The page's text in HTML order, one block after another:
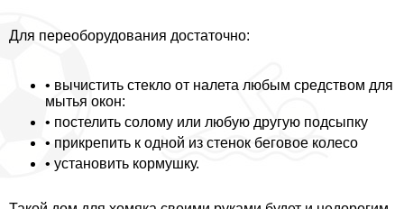
Для переоборудования достаточно:
• вычистить стекло от налета любым средством для
мытья окон:
• постелить солому или любую другую подсыпку
• прикрепить к одной из стенок беговое колесо
• установить кормушку.